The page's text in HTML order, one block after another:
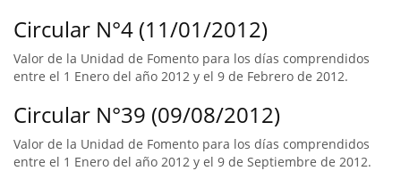
Circular N°4 (11/01/2012)
Valor de la Unidad de Fomento para los días comprendidos
entre el 1 Enero del año 2012 y el 9 de Febrero de 2012.
Circular N°39 (09/08/2012)
Valor de la Unidad de Fomento para los días comprendidos
entre el 1 Enero del año 2012 y el 9 de Septiembre de 2012.